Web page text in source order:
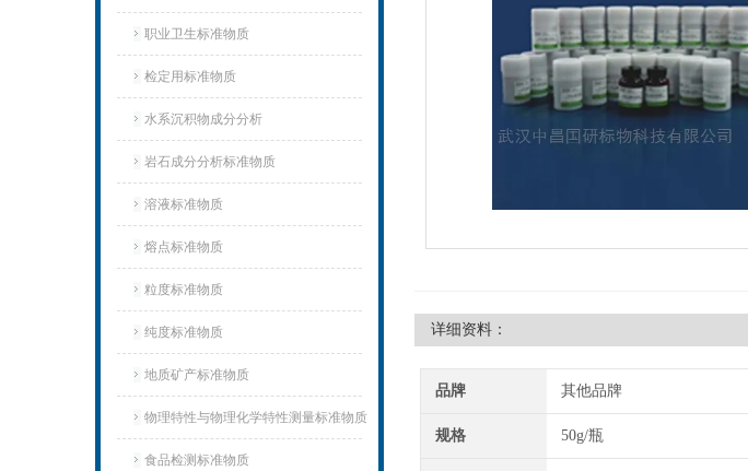
职业卫生标准物质
检定用标准物质
水系沉积物成分分析
岩石成分分析标准物质
溶液标准物质
熔点标准物质
粒度标准物质
纯度标准物质
地质矿产标准物质
物理特性与物理化学特性测量标准物质
食品检测标准物质
详细资料：
品牌 其他品牌
规格 50g/瓶